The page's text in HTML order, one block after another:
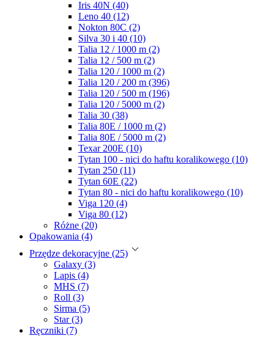
Iris 40N (40)
Leno 40 (12)
Nokton 80C (2)
Silva 30 i 40 (10)
Talia 12 / 1000 m (2)
Talia 12 / 500 m (2)
Talia 120 / 1000 m (2)
Talia 120 / 200 m (396)
Talia 120 / 500 m (196)
Talia 120 / 5000 m (2)
Talia 30 (38)
Talia 80E / 1000 m (2)
Talia 80E / 5000 m (2)
Texar 200E (10)
Tytan 100 - nici do haftu koralikowego (10)
Tytan 250 (11)
Tytan 60E (22)
Tytan 80 - nici do haftu koralikowego (10)
Viga 120 (4)
Viga 80 (12)
Różne (20)
Opakowania (4)
Przędze dekoracyjne (25)
Galaxy (3)
Lapis (4)
MHS (7)
Roll (3)
Sirma (5)
Star (3)
Ręczniki (7)